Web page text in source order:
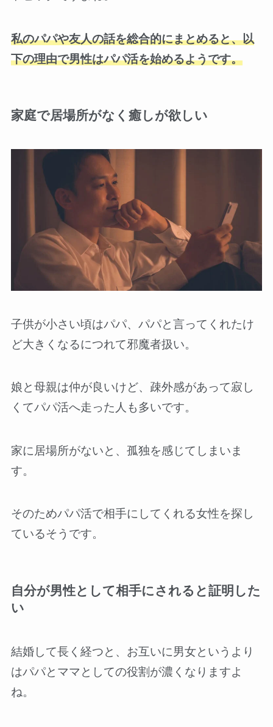
私のパパや友人の話を総合的にまとめると、以
下の理由で男性はパパ活を始めるようです。
家庭で居場所がなく癒しが欲しい
子供が小さい頃はパパ、パパと言ってくれたけ
ど大きくなるにつれて邪魔者扱い。
娘と母親は仲が良いけど、疎外感があって寂し
くてパパ活へ走った人も多いです。
家に居場所がないと、孤独を感じてしまいま
す。
そのためパパ活で相手にしてくれる女性を探し
ているそうです。
自分が男性として相手にされると証明した
い
結婚して長く経つと、お互いに男女というより
はパパとママとしての役割が濃くなりますよ
ね。